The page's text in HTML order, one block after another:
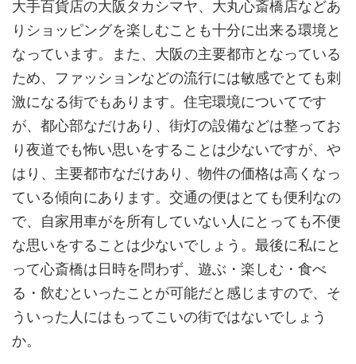
大手百貨店の大阪タカシマヤ、大丸心斎橋店などあ
りショッピングを楽しむことも十分に出来る環境と
なっています。また、大阪の主要都市となっている
ため、ファッションなどの流行には敏感でとても刺
激になる街でもあります。住宅環境についてです
が、都心部なだけあり、街灯の設備などは整ってお
り夜道でも怖い思いをすることは少ないですが、や
はり、主要都市なだけあり、物件の価格は高くなっ
ている傾向にあります。交通の便はとても便利なの
で、自家用車がを所有していない人にとっても不便
な思いをすることは少ないでしょう。最後に私にと
って心斎橋は日時を問わず、遊ぶ・楽しむ・食べ
る・飲むといったことが可能だと感じますので、そ
ういった人にはもってこいの街ではないでしょう
か。